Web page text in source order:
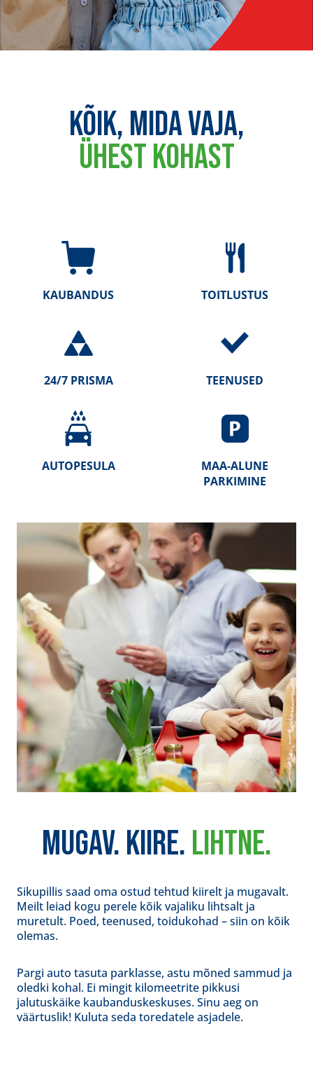
KÕIK, MIDA VAJA,
ÜHEST KOHAST
KAUBANDUS TOITLUSTUS
24/7 PRISMA TEENUSED
AUTOPESULA
MAA-ALUNE
PARKIMINE
MUGAV. KIIRE. LIHTNE.
Sikupillis saad oma ostud tehtud kiirelt ja mugavalt.
Meilt leiad kogu perele kõik vajaliku lihtsalt ja
muretult. Poed, teenused, toidukohad – siin on kõik
olemas.
Pargi auto tasuta parklasse, astu mõned sammud ja
oledki kohal. Ei mingit kilomeetrite pikkusi
jalutuskäike kaubanduskeskuses. Sinu aeg on
väärtuslik! Kuluta seda toredatele asjadele.